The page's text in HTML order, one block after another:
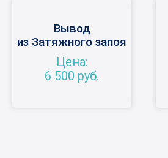
Вывод
из Затяжного запоя
Цена:
6 500 руб.